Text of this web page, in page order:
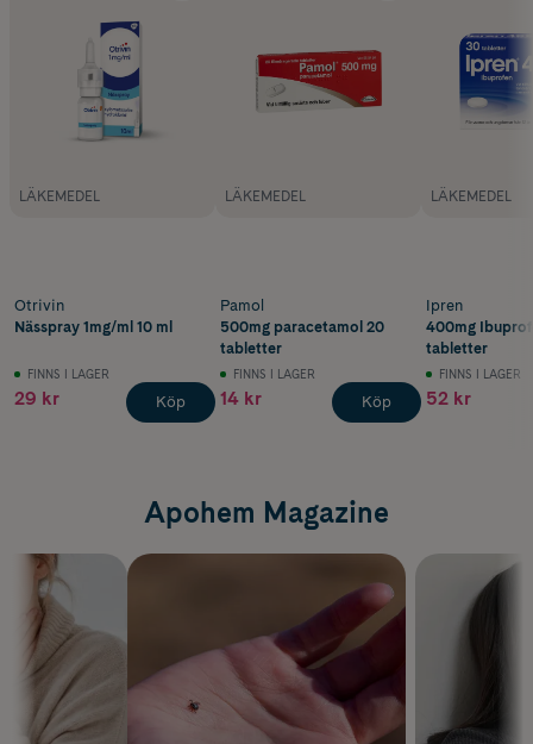
LÄKEMEDEL
Otrivin
Nässpray 1mg/ml 10 ml
FINNS I LAGER
29 kr Köp
LÄKEMEDEL
Pamol
500mg paracetamol 20
tabletter
FINNS I LAGER
14 kr Köp
LÄKEMEDEL
Ipren
400mg
tabletter
FINNS I LAGER
52 kr
Apohem Magazine